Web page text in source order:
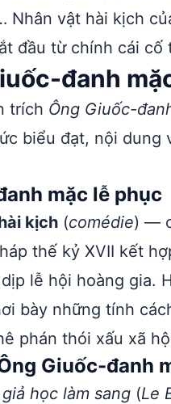
vật hài kịch
đầu từ chính cái cố
đanh
trích Ông Giuốc-
biểu đạt, nội
mặc lễ phục
kịch (comédie) —
thế kỷ XVII kết
lễ hội hoàng gia.
bày những tính
phán thói xấu xã
Giuốc-đanh
học làm sang (Le